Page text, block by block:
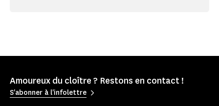
Amoureux du cloître ? Restons en contact !
S'abonner à l'infolettre